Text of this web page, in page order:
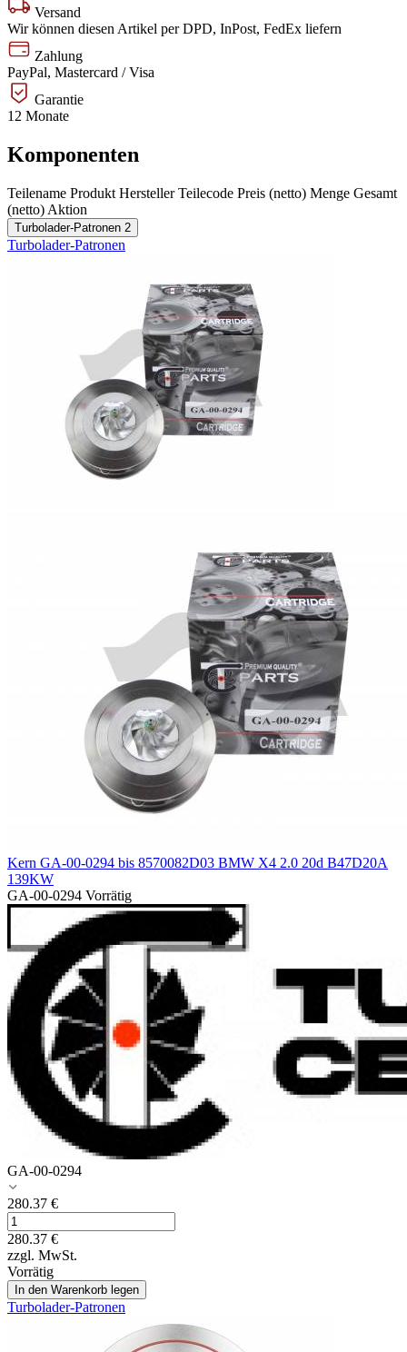
Versand
Wir können diesen Artikel per DPD, InPost, FedEx liefern
Zahlung
PayPal, Mastercard / Visa
Garantie
12 Monate
Komponenten
Teilename Produkt Hersteller Teilecode Preis (netto) Menge Gesamt
(netto) Aktion
Turbolader-Patronen 2
Turbolader-Patronen
Kern GA-00-0294 bis 8570082D03 BMW X4 2.0 20d B47D20A
139KW
GA-00-0294 Vorrätig
GA-00-0294
280.37 €
280.37 €
zzgl. MwSt.
Vorrätig
In den Warenkorb legen
Turbolader-Patronen